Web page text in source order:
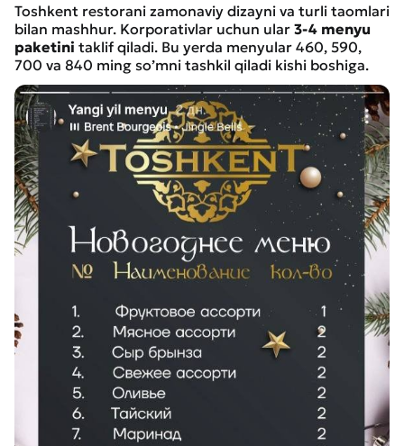
Toshkent restorani zamonaviy dizayni va turli taomlari
bilan mashhur. Korporativlar uchun ular 3-4 menyu
paketini taklif qiladi. Bu yerda menyular 460, 590,
700 va 840 ming so’mni tashkil qiladi kishi boshiga.